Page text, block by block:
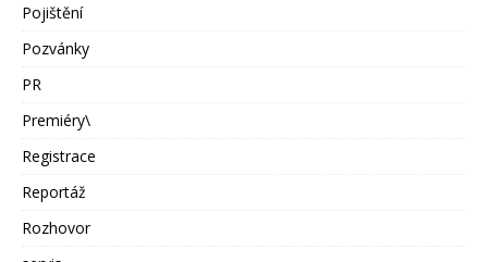
Pojištění
Pozvánky
PR
Premiéry\
Registrace
Reportáž
Rozhovor